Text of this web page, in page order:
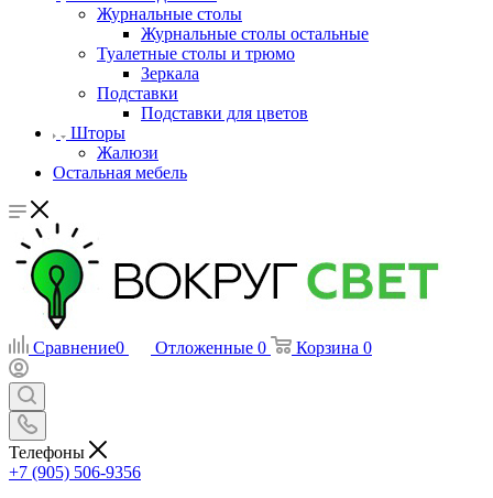
Журнальные столы
Журнальные столы остальные
Туалетные столы и трюмо
Зеркала
Подставки
Подставки для цветов
Шторы
Жалюзи
Остальная мебель
Сравнение0 Отложенные 0 Корзина 0
Телефоны
+7 (905) 506-9356